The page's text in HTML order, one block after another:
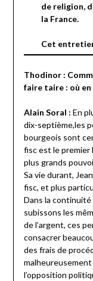
de religion,
la France.
Cet
Thodinor :
faire taire : où
Alain Soral : En
dix-septième,les
bourgeois sont
fisc est le premier
plus grands
Sa vie durant,
fisc, et plus
Dans la
subissons les
de l’argent, ces
consacrer
des frais de
l’opposition